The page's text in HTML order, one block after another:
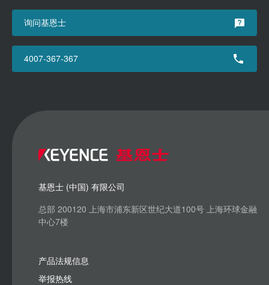
询问基恩士
4007-367-367
基恩士 (中国) 有限公司
总部 200120 上海市浦东新区世纪大道100号 上海环球金融
中心7楼
产品法规信息
举报热线